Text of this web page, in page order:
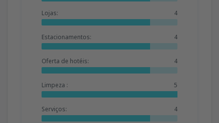
Lojas: 4
Estacionamentos: 4
Oferta de hotéis: 4
Limpeza : 5
Serviços: 4